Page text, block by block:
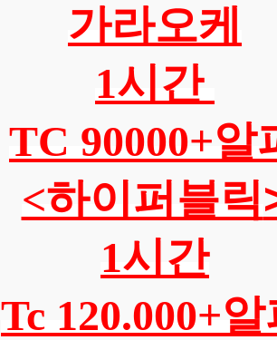
가라오케
1시간
TC 90000+알
<하이퍼블릭
1시간
Tc 120.000+